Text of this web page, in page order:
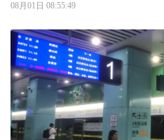
08月01日 08:55:49